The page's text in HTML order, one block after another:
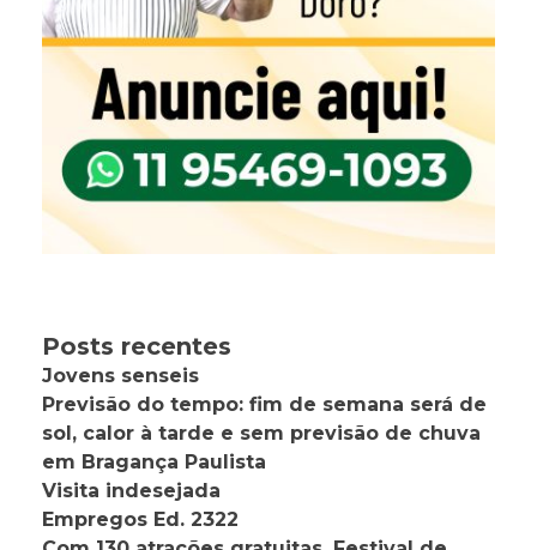
Posts recentes
Jovens senseis
Previsão do tempo: fim de semana será de
sol, calor à tarde e sem previsão de chuva
em Bragança Paulista
Visita indesejada
Empregos Ed. 2322